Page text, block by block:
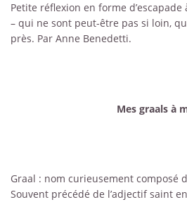
Petite réflexion en forme
– qui ne sont peut-être pas si loin,
près. Par Anne Benedetti.
Mes graals à
Graal : nom curieusement composé
Souvent précédé de l’adjectif saint